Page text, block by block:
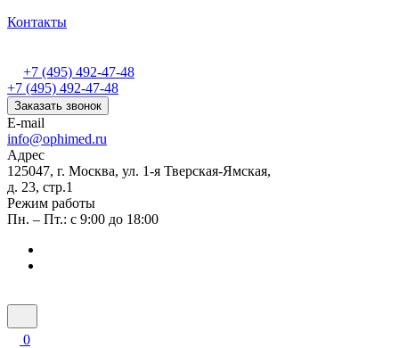
Контакты
+7 (495) 492-47-48
+7 (495) 492-47-48
Заказать звонок
E-mail
info@ophimed.ru
Адрес
125047, г. Москва, ул. 1-я Тверская-Ямская,
д. 23, стр.1
Режим работы
Пн. – Пт.: с 9:00 до 18:00
0